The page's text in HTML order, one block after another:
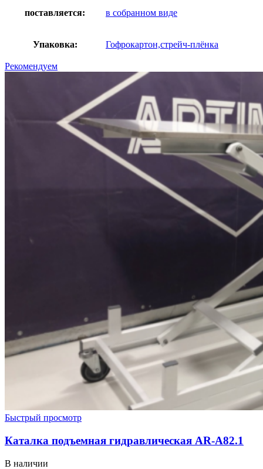
поставляется: в собранном виде
Упаковка: Гофрокартон,стрейч-плёнка
Рекомендуем
Быстрый просмотр
Каталка подъемная гидравлическая AR-A82.1
В наличии